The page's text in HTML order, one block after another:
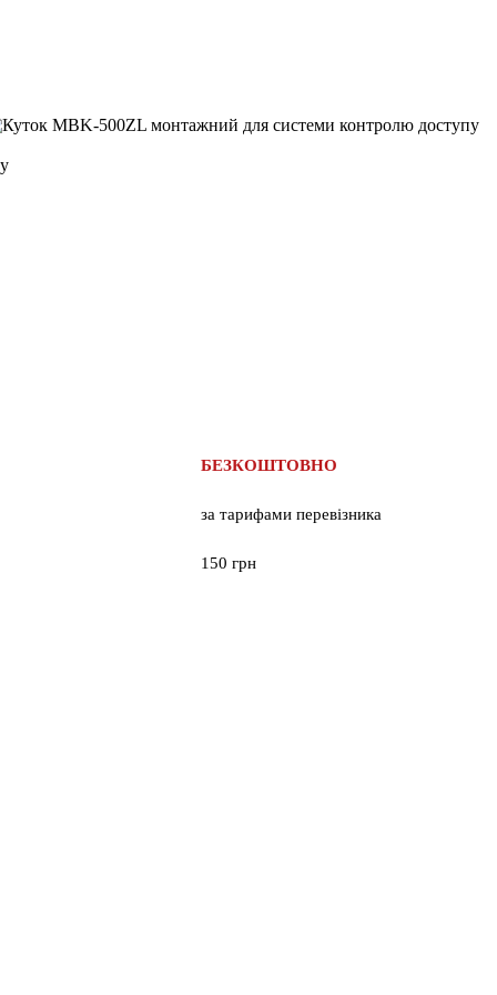
БЕЗКОШТОВНО
за тарифами перевізника
150 грн